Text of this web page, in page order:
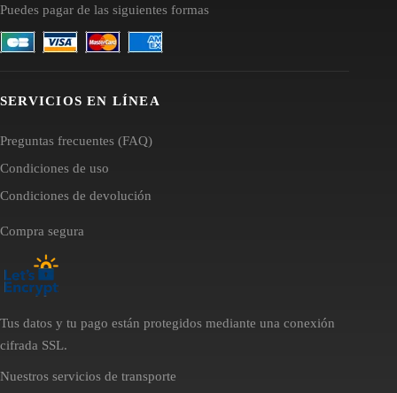
Puedes pagar de las siguientes formas
SERVICIOS EN LÍNEA
Preguntas frecuentes (FAQ)
Condiciones de uso
Condiciones de devolución
Compra segura
Tus datos y tu pago están protegidos mediante una conexión
cifrada SSL.
Nuestros servicios de transporte